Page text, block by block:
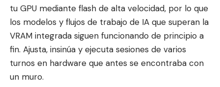
tu GPU mediante flash de alta velocidad, por lo que
los modelos y flujos de trabajo de IA que superan la
VRAM integrada siguen funcionando de principio a
fin. Ajusta, insinúa y ejecuta sesiones de varios
turnos en hardware que antes se encontraba con
un muro.